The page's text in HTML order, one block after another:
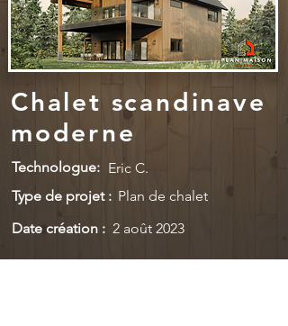
Chalet scandinave
moderne
Technologue: Eric C.
Type de projet : Plan de chalet
Date création : 2 août 2023